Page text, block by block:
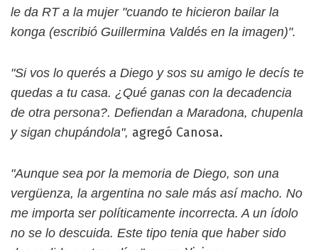
le da RT a la mujer "cuando te hicieron bailar la
konga (escribió Guillermina Valdés en la imagen)".
"Si vos lo querés a Diego y sos su amigo le decís te
quedas a tu casa. ¿Qué ganas con la decadencia
de otra persona?. Defiendan a Maradona, chupenla
y sigan chupándola", agregó Canosa.
"Aunque sea por la memoria de Diego, son una
vergüenza, la argentina no sale más así macho. No
me importa ser políticamente incorrecta. A un ídolo
no se lo descuida. Este tipo tenia que haber sido